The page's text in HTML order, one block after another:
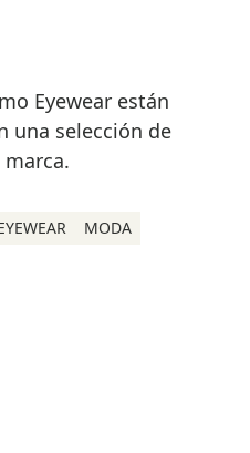
Eyewear están
una selección de
MODA